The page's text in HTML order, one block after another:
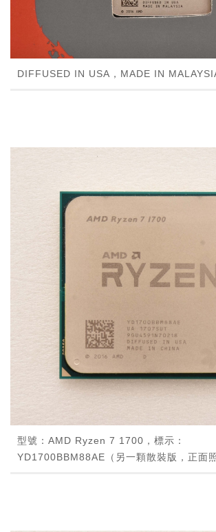
DIFFUSED IN USA，MADE IN
型號：AMD Ryzen 7 1700，標示：
YD1700BBM88AE（另一顆散裝版，正面照